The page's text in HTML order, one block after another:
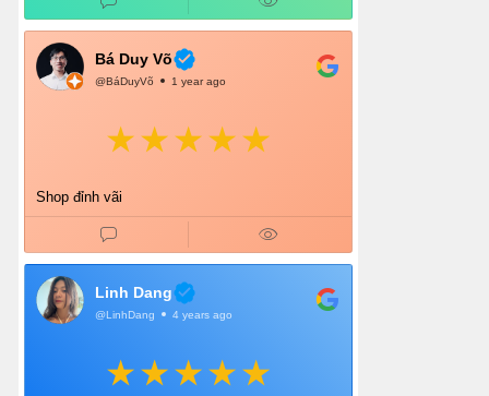
Bá Duy Võ
@BáDuyVõ 1 year ago
Shop đỉnh vãi
Linh Dang
@LinhDang 4 years ago